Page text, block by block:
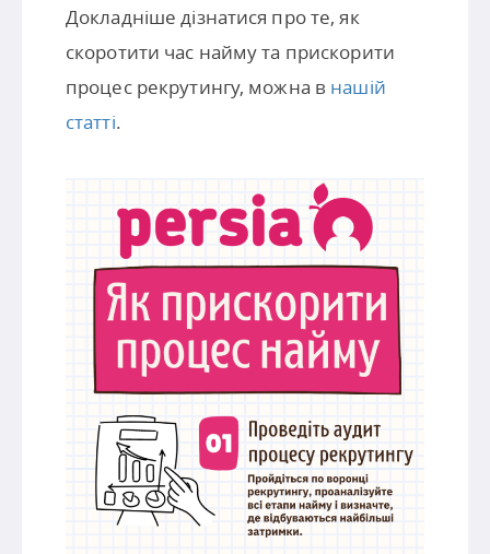
Докладніше дізнатися про те, як
скоротити час найму та прискорити
процес рекрутингу, можна в нашій
статті.